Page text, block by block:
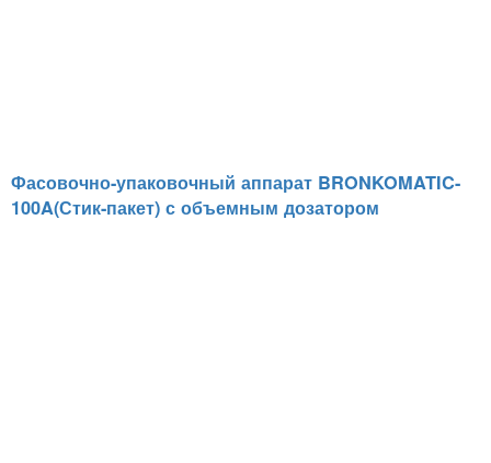
Фасовочно-упаковочный аппарат BRONKOMATIC-
100A(Стик-пакет) с объемным дозатором